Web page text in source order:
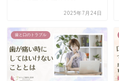
2025年7月24日
歯と口のトラブル